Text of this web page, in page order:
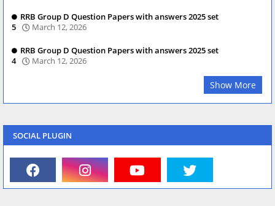
RRB Group D Question Papers with answers 2025 set
5
March 12, 2026
RRB Group D Question Papers with answers 2025 set
4
March 12, 2026
Show More
SOCIAL PLUGIN